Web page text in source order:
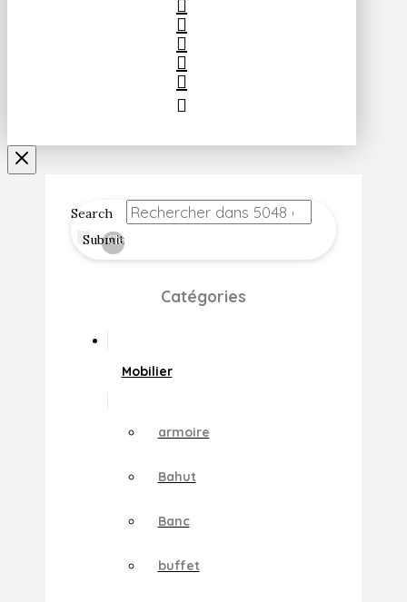
Search
Submit
Clear
Catégories
Mobilier
armoire
Bahut
Banc
buffet